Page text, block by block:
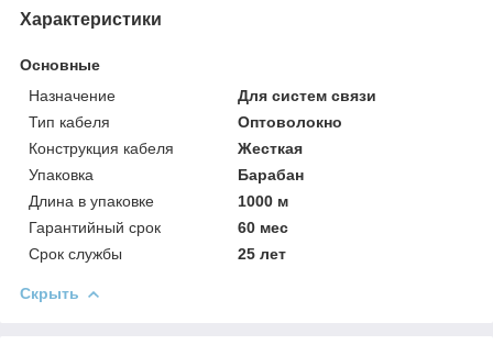
Характеристики
Основные
Назначение
Для систем связи
Тип кабеля
Оптоволокно
Конструкция кабеля
Жесткая
Упаковка
Барабан
Длина в упаковке
1000 м
Гарантийный срок
60 мес
Срок службы
25 лет
Скрыть